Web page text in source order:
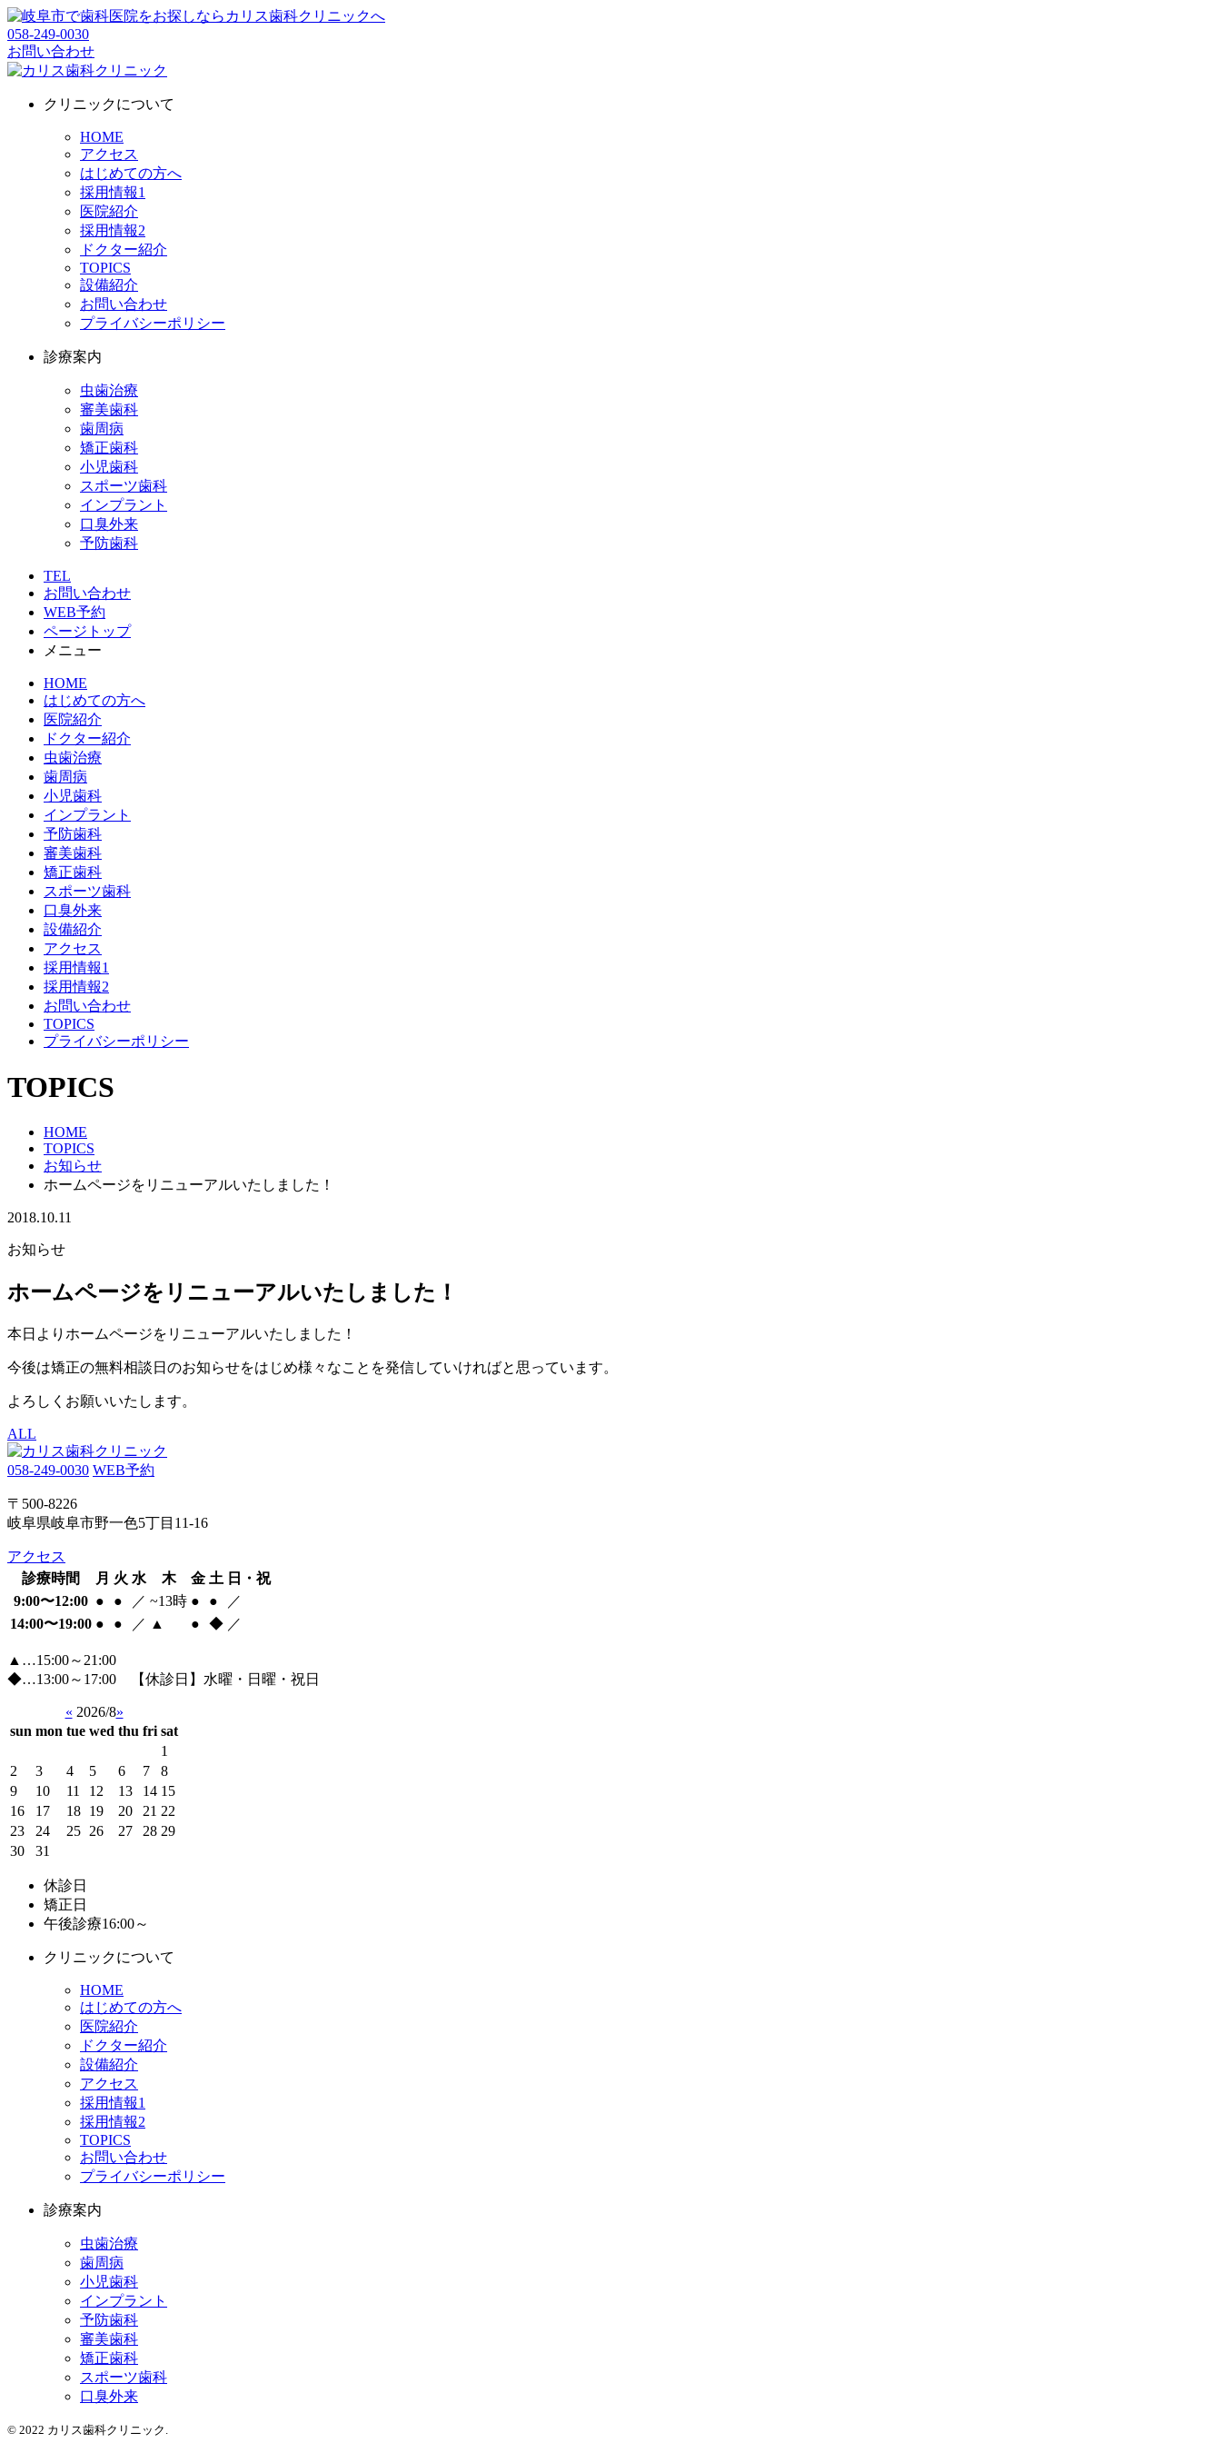
058-249-0030
お問い合わせ
クリニックについて
HOME
アクセス
はじめての方へ
採用情報1
医院紹介
採用情報2
ドクター紹介
TOPICS
設備紹介
お問い合わせ
プライバシーポリシー
診療案内
虫歯治療
審美歯科
歯周病
矯正歯科
小児歯科
スポーツ歯科
インプラント
口臭外来
予防歯科
TEL
お問い合わせ
WEB予約
ページトップ
メニュー
HOME
はじめての方へ
医院紹介
ドクター紹介
虫歯治療
歯周病
小児歯科
インプラント
予防歯科
審美歯科
矯正歯科
スポーツ歯科
口臭外来
設備紹介
アクセス
採用情報1
採用情報2
お問い合わせ
TOPICS
プライバシーポリシー
TOPICS
HOME
TOPICS
お知らせ
ホームページをリニューアルいたしました！
2018.10.11
お知らせ
ホームページをリニューアルいたしました！
本日よりホームページをリニューアルいたしました！
今後は矯正の無料相談日のお知らせをはじめ様々なことを発信していければと思っています。
よろしくお願いいたします。
ALL
058-249-0030 WEB予約
〒500-8226
岐阜県岐阜市野一色5丁目11-16
アクセス
診療時間
月 火 水 木 金 土 日・祝
9:00〜12:00 ● ● ／ ~13時 ● ●
／
14:00〜19:00 ● ● ／ ▲ ● ◆ ／
▲…15:00～21:00
◆…13:00～17:00 【休診日】水曜・日曜・祝日
« 2026/8»
sun mon tue wed thu fri sat
1
2
3 4 5 6 7
8
9
10 11 12 13 14 15
16
17 18 19 20 21 22
23
24 25 26 27 28 29
30
31
休診日
矯正日
午後診療16:00～
クリニックについて
HOME
はじめての方へ
医院紹介
ドクター紹介
設備紹介
アクセス
採用情報1
採用情報2
TOPICS
お問い合わせ
プライバシーポリシー
診療案内
虫歯治療
歯周病
小児歯科
インプラント
予防歯科
審美歯科
矯正歯科
スポーツ歯科
口臭外来
© 2022 カリス歯科クリニック.